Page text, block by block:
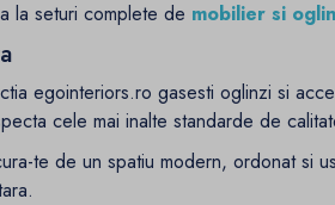
la seturi complete de mobilier si
egointeriors.ro gasesti oglinzi si
cele mai inalte standarde de
te de un spatiu modern, ordonat si